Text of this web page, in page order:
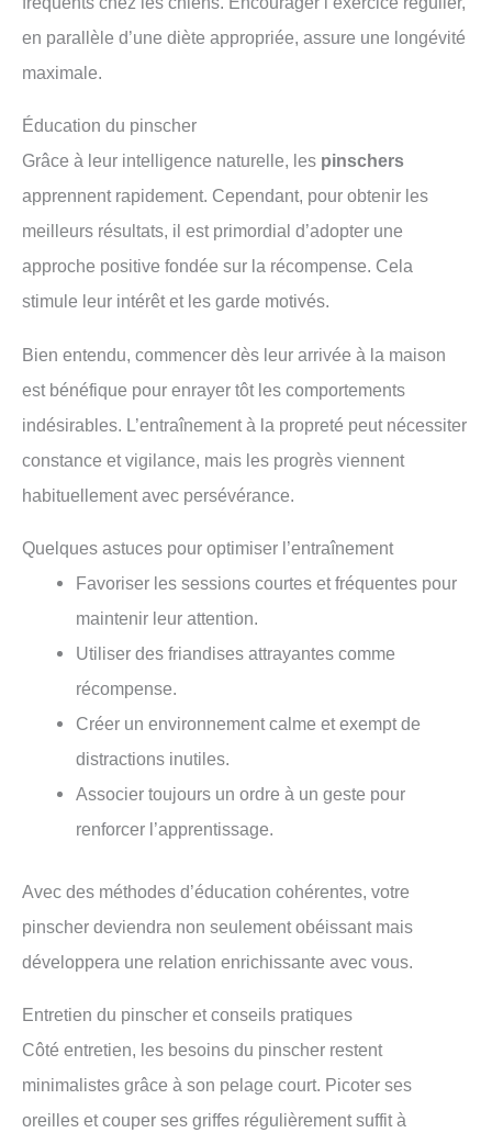
en parallèle d’une diète appropriée, assure une longévité
maximale.
Éducation du pinscher
Grâce à leur intelligence naturelle, les pinschers
apprennent rapidement. Cependant, pour obtenir les
meilleurs résultats, il est primordial d’adopter une
approche positive fondée sur la récompense. Cela
stimule leur intérêt et les garde motivés.
Bien entendu, commencer dès leur arrivée à la maison
est bénéfique pour enrayer tôt les comportements
indésirables. L’entraînement à la propreté peut nécessiter
constance et vigilance, mais les progrès viennent
habituellement avec persévérance.
Quelques astuces pour optimiser l’entraînement
Favoriser les sessions courtes et fréquentes pour
maintenir leur attention.
Utiliser des friandises attrayantes comme
récompense.
Créer un environnement calme et exempt de
distractions inutiles.
Associer toujours un ordre à un geste pour
renforcer l’apprentissage.
Avec des méthodes d’éducation cohérentes, votre
pinscher deviendra non seulement obéissant mais
développera une relation enrichissante avec vous.
Entretien du pinscher et conseils pratiques
Côté entretien, les besoins du pinscher restent
minimalistes grâce à son pelage court. Picoter ses
oreilles et couper ses griffes régulièrement suffit à